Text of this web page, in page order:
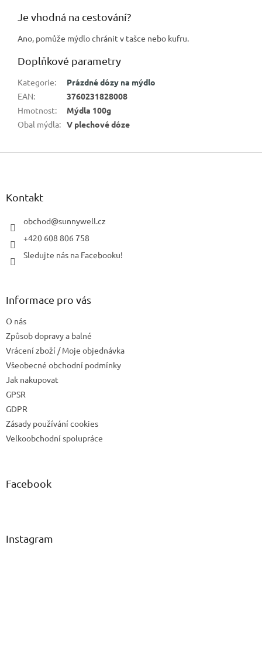
Je vhodná na cestování?
Ano, pomůže mýdlo chránit v tašce nebo kufru.
Doplňkové parametry
Kategorie:
Prázdné dózy na mýdlo
EAN:
3760231828008
Hmotnost:
Mýdla 100g
Obal mýdla: V plechové dóze
Z
Kontakt
obchod@sunnywell.cz
+420 608 806 758
Sledujte nás na Facebooku!
Informace pro vás
O nás
Způsob dopravy a balné
Vrácení zboží / Moje objednávka
Všeobecné obchodní podmínky
Jak nakupovat
GPSR
GDPR
Zásady používání cookies
Velkoobchodní spolupráce
Facebook
Instagram